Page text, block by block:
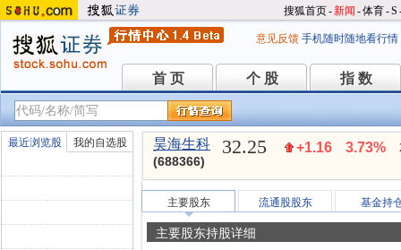
搜狐首页-新闻 -体育-S
意见反馈 手机随时随地看行情
首 页
首 页 个 股
个 股 指 数
指 数
最近浏览股 我的自选股 昊海生科
(688366)
32.25 +1.16 3.73%
主要股东 流通股股东 基金持
主要股东持股详细